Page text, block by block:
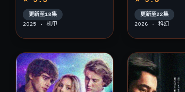
更新至18集
2025 · 机甲
更新至22集
2026 · 科幻